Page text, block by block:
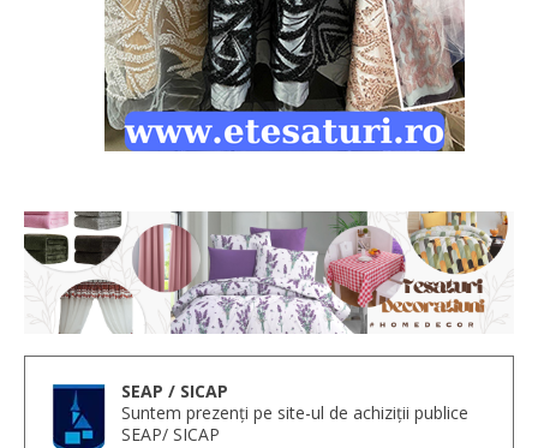
SEAP / SICAP
Suntem prezenți pe site-ul de achiziții publice
SEAP/ SICAP